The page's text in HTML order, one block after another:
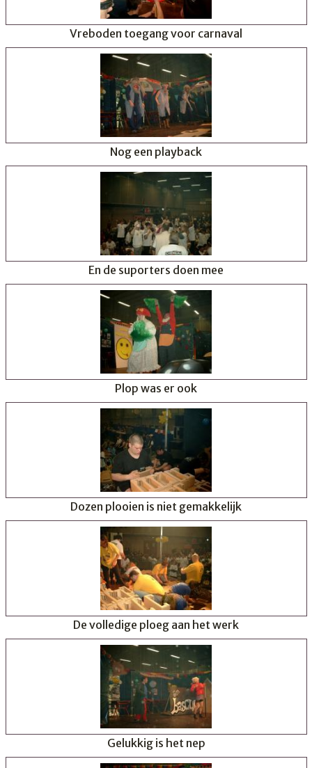
Vreboden toegang voor carnaval
Nog een playback
En de suporters doen mee
Plop was er ook
Dozen plooien is niet gemakkelijk
De volledige ploeg aan het werk
Gelukkig is het nep